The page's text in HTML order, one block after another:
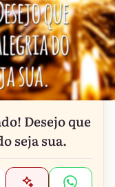
Desejo que
seja sua.